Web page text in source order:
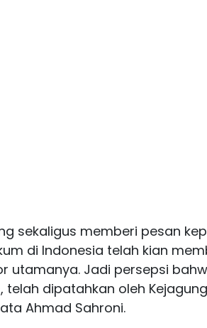
sekaligus memberi pesan
di Indonesia telah kian
utamanya. Jadi persepsi
telah dipatahkan oleh
Ahmad Sahroni.